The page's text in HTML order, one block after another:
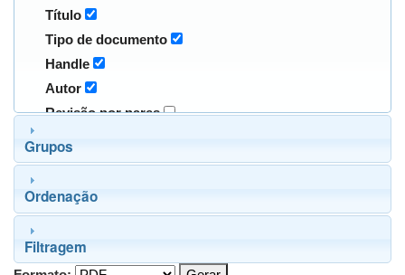
Título
Tipo de documento
Handle
Autor
Revisão por pares
Grupos
Ordenação
Filtragem